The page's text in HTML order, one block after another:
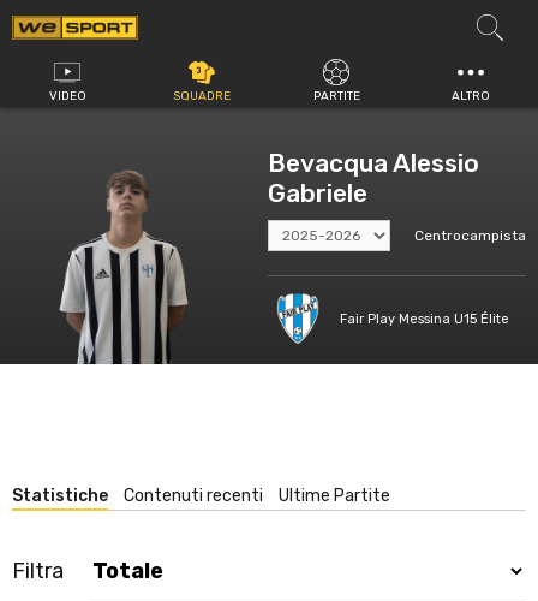
Vai
al
contenuto
VIDEO SQUADRE PARTITE ALTRO
Bevacqua Alessio
Gabriele
Centrocampista
Fair Play Messina U15 Élite
Statistiche Contenuti recenti Ultime Partite
Filtra